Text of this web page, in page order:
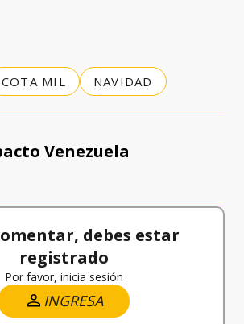
COTA MIL
NAVIDAD
Venezuela
debes estar
registrado
Por favor, inicia sesión
INGRESA